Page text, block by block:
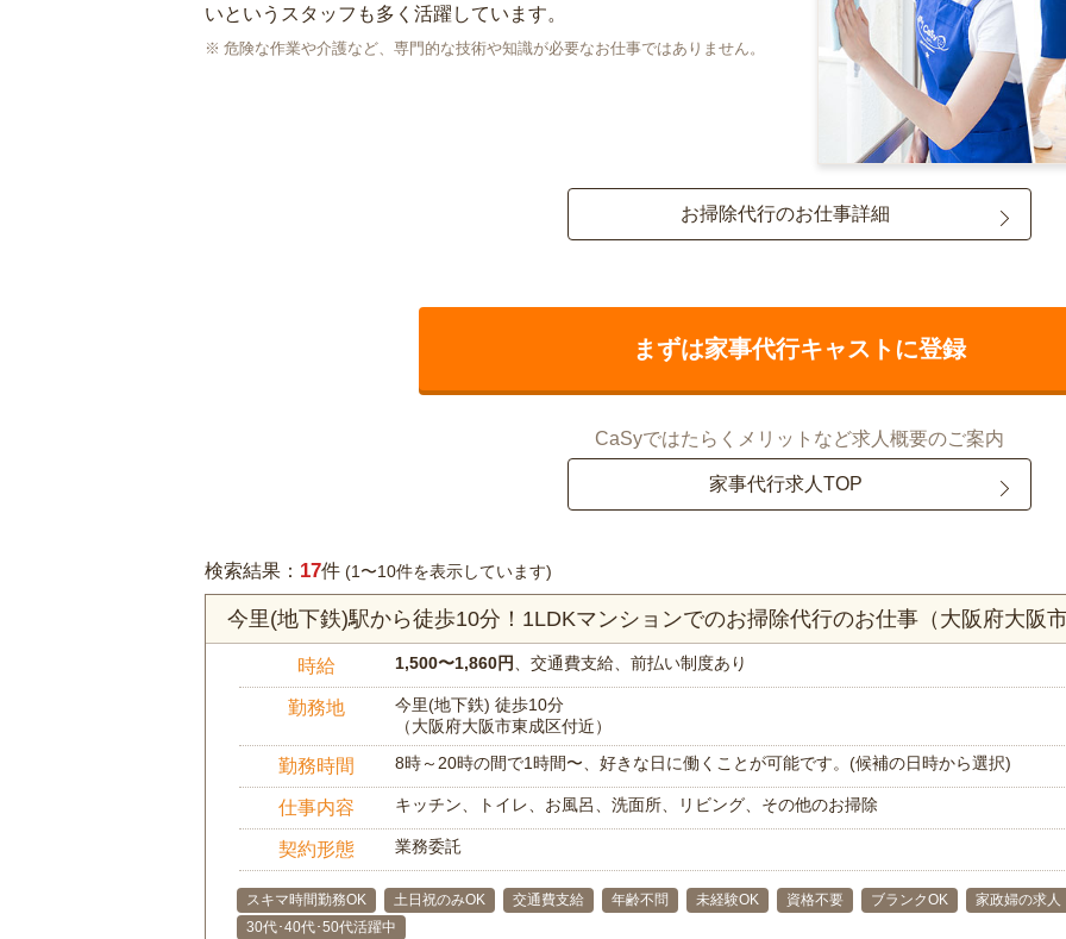
いというスタッフも多く活躍しています。
危険な作業や介護など、専門的な技術や知識が必要なお仕事ではありません。
お掃除代行のお仕事詳細
まずは家事代行キャストに登録
CaSyではたらくメリットなど求人概要のご案内
家事代行求人TOP
検索結果： 17件 (1〜10件を表示しています)
今里(地下鉄)駅から徒歩10分！1LDKマンションでのお掃除代行のお仕事（大阪府大阪市
時給 1,500〜1,860円 、交通費支給、前払い制度あり
勤務地
今里(地下鉄) 徒歩10分
（大阪府大阪市東成区付近）
勤務時間 8時～20時の間で1時間〜、好きな日に働くことが可能です。(候補の日時から選択)
仕事内容 キッチン、トイレ、お風呂、洗面所、リビング、その他のお掃除
契約形態 業務委託
スキマ時間勤務OK 土日祝のみOK 交通費支給 年齢不問 未経験OK 資格不要 ブランクOK 家政婦の求人
30代･40代･50代活躍中